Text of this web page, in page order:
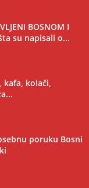
BOSNOM I
su napisali o...
kolači,
poruku Bosni